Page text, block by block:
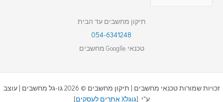
תיקון מחשבים עד הבית
054-6341248
טכנאי Googlle מחשבים
זכויות שמורות טכנאי מחשבים | תיקון מחשבים © 2026 גו-גל מחשבים | עוצב
ע"י [גוגלX אתרים לעסקים ]